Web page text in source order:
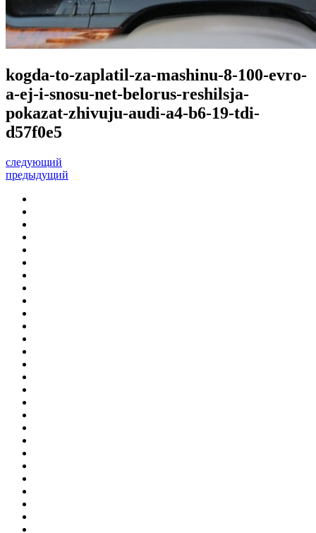
kogda-to-zaplatil-za-mashinu-8-100-evro-
a-ej-i-snosu-net-belorus-reshilsja-
pokazat-zhivuju-audi-a4-b6-19-tdi-
d57f0e5
следующий
предыдущий